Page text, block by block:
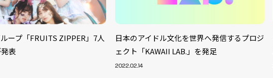
ープ「FRUITS ZIPPER」7人
表
日本のアイドル文化を世界へ発信するプロジ
ェクト「KAWAII LAB.」を発足
2022.02.14
ARTIST 40 MODEL/TALENT